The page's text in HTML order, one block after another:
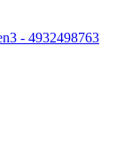
- 4932498763